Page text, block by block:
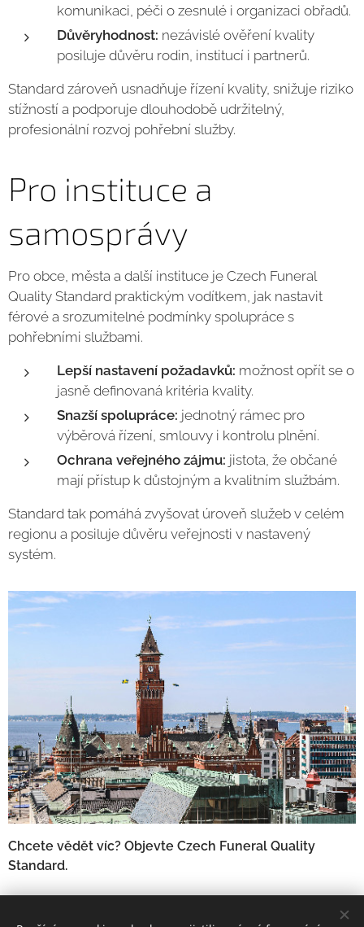
komunikaci, péči o zesnulé i organizaci obřadů.
Důvěryhodnost: nezávislé ověření kvality
posiluje důvěru rodin, institucí i partnerů.
Standard zároveň usnadňuje řízení kvality, snižuje riziko
stížností a podporuje dlouhodobě udržitelný,
profesionální rozvoj pohřební služby.
Pro instituce a
samosprávy
Pro obce, města a další instituce je Czech Funeral
Quality Standard praktickým vodítkem, jak nastavit
férové a srozumitelné podmínky spolupráce s
pohřebními službami.
Lepší nastavení požadavků: možnost opřít se o
jasně definovaná kritéria kvality.
Snazší spolupráce: jednotný rámec pro
výběrová řízení, smlouvy i kontrolu plnění.
Ochrana veřejného zájmu: jistota, že občané
mají přístup k důstojným a kvalitním službám.
Standard tak pomáhá zvyšovat úroveň služeb v celém
regionu a posiluje důvěru veřejnosti v nastavený
systém.
Chcete vědět víc? Objevte Czech Funeral Quality
Standard.